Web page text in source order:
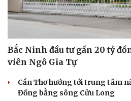
Bắc Ninh đầu tư gần 20 tỷ
viên Ngô Gia Tự
Cần Thơ hướng tới trung tâm
Đồng bằng sông Cửu Long